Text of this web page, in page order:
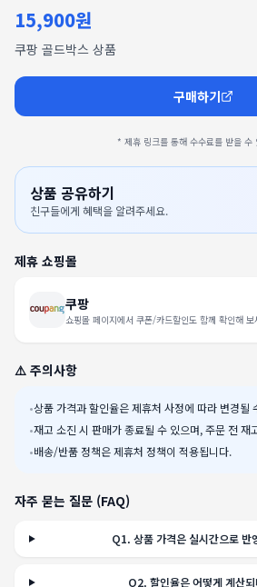
15,900원
쿠팡 골드박스 상품
구매하기
* 제휴 링크를 통해 수수료를 받을 수
상품 공유하기
친구들에게 혜택을 알려주세요.
제휴 쇼핑몰
쿠팡
쇼핑몰 페이지에서 쿠폰/카드할인도 함께 확인해 보
⚠️ 주의사항
•상품 가격과 할인율은 제휴처 사정에 따라 변경될
•재고 소진 시 판매가 종료될 수 있으며, 주문 전 재
•배송/반품 정책은 제휴처 정책이 적용됩니다.
자주 묻는 질문 (FAQ)
Q1.상품 가격은 실시간으로 반
Q2.할인율은 어떻게 계산